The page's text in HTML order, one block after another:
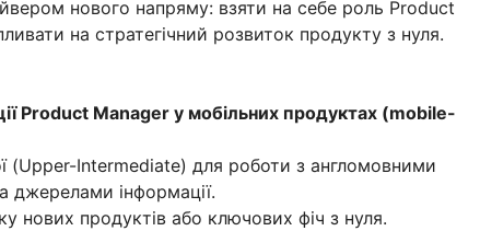
нового напряму: взяти на себе роль Product
на стратегічний розвиток продукту з нуля.
Product Manager у мобільних продуктах (mobile-
(Upper-Intermediate) для роботи з англомовними
інформації.
нових продуктів або ключових фіч з нуля.